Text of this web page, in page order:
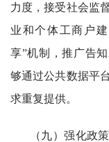
力度，接受社会监
业和个体工商户
享”机制，推广告
够通过公共数据平
求重复提供。
（九）强化政